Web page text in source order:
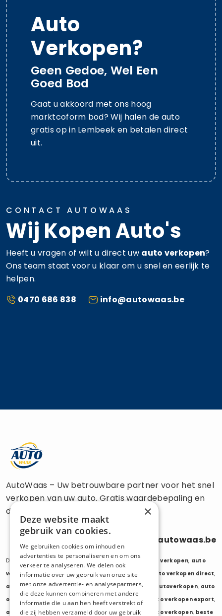
Auto
Verkopen?
Geen Gedoe, Wel Een
Goed Bod
Gaat u akkoord met ons hoog
marktcoform bod? Wij halen de auto
gratis op in Lembeek en betalen direct
uit.
CONTACT AUTOWAAS
Wij Kopen Auto's
Heeft u vragen of wilt u direct uw auto verkopen?
Ons team staat voor u klaar om u snel en eerlijk te
helpen.
0470 686 838
info@autowaas.be
AutoWaas – Uw betrouwbare partner voor het snel
verkopen van uw auto. Gratis waardebepaling en
directe uitbetaling.
info@autowaas.be
Diensten: auto verkopen auto export verkopen, auto
verkopen export,auto verkopen zonder keuring auto verkopen direct,
auto tweedehands verkopen,mijn auto verkopen autoverkopen, auto
opkopers
opkoper auto , export auto verkopen auto verkopen export,
auto opkoper export,opkopen van auto's,oude auto verkopen, beste
×
Deze website maakt
gebruik van cookies.
We gebruiken cookies om inhoud en
advertenties te personaliseren en om ons
verkeer te analyseren. We delen ook
informatie over uw gebruik van onze site
met onze advertentie- en analysepartners,
die deze kunnen combineren met andere
informatie die u aan hen heeft verstrekt of
die zij hebben verzameld door uw gebruik